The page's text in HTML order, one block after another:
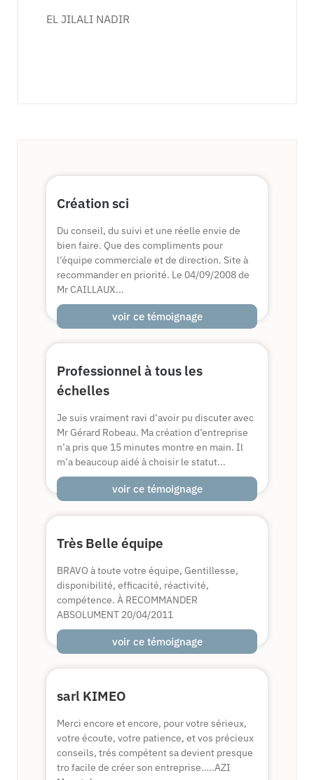
EL JILALI NADIR
Création sci
Du conseil, du suivi et une réelle envie de
bien faire. Que des compliments pour
l’équipe commerciale et de direction. Site à
recommander en priorité. Le 04/09/2008 de
Mr CAILLAUX...
voir ce témoignage
Professionnel à tous les
échelles
Je suis vraiment ravi d’avoir pu discuter avec
Mr Gérard Robeau. Ma création d’entreprise
n’a pris que 15 minutes montre en main. Il
m’a beaucoup aidé à choisir le statut...
voir ce témoignage
Très Belle équipe
BRAVO à toute votre équipe, Gentillesse,
disponibilité, efficacité, réactivité,
compétence. À RECOMMANDER
ABSOLUMENT 20/04/2011
voir ce témoignage
sarl KIMEO
Merci encore et encore, pour votre sérieux,
votre écoute, votre patience, et vos précieux
conseils, trés compétent sa devient presque
tro facile de créer son entreprise…..AZI